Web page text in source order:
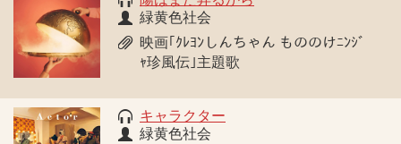
緑黄色社会
映画｢ｸﾚﾖﾝしんちゃん もののけﾆﾝｼﾞ
ｬ珍風伝｣主題歌
キャラクター
緑黄色社会